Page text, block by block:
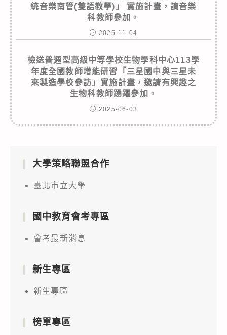
統音樂南管(雙語教學)」 實施計畫，請音樂
科教師參加。
2025-11-04
檢送普通型高級中等學校生物學科中心113學
年度全國教師增能研習「三星國中與三星未
來製造學校參訪」實施計畫，邀請有興趣之
生物科教師踴躍參加。
2025-06-03
大學策略聯盟合作
臺北市立大學
國中教育會考專區
會考最新消息
新生專區
新生專區
榜單專區